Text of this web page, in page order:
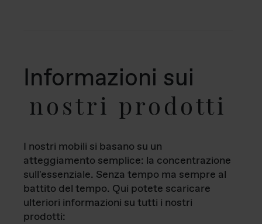
Informazioni sui
nostri prodotti
I nostri mobili si basano su un
atteggiamento semplice: la concentrazione
sull'essenziale. Senza tempo ma sempre al
battito del tempo. Qui potete scaricare
ulteriori informazioni su tutti i nostri
prodotti: